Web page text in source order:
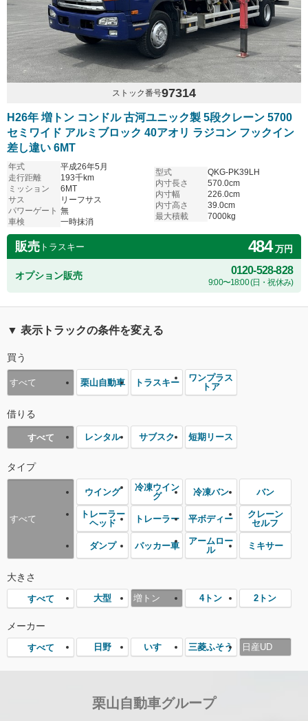
ストック番号97314
H26年 増トン コンドル 古河ユニック製 5段クレーン 5700
セミワイド アルミブロック 40アオリ ラジコン フックイン
差し違い 6MT
年式
平成26年5月
走行距離
193千km
ミッション
6MT
サス
リーフサス
パワーゲート 無
車検
一時抹消
型式
QKG-PK39LH
内寸長さ
570.0cm
内寸幅
226.0cm
内寸高さ
39.0cm
最大積載
7000kg
販売 トラスキー 484万円
オプション販売 0120-528-828
9:00〜18:00 (日・祝休み)
▼ 表示トラックの条件を変える
買う
すべて 栗山自動車 トラスキー
ワンプラス
トア
借りる
すべて レンタル サブスク 短期リース
タイプ
すべて
ウイング
冷凍ウイン
グ
冷凍バン バン
トレーラー
ヘッド
トレーラー 平ボディー
クレーン
セルフ
ダンプ パッカー車
アームロー
ル
ミキサー
大きさ
すべて 大型 増トン 4トン 2トン
メーカー
すべて 日野 いすゞ 三菱ふそう 日産UD
栗山自動車グループ